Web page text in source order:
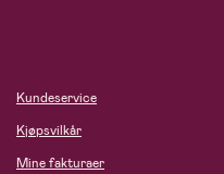
Kundeservice
Kjøpsvilkår
Mine fakturaer